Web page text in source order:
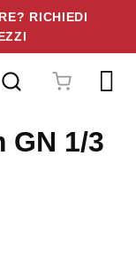
RICHIEDI
GN 1/3